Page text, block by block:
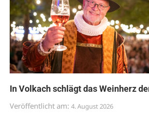
In Volkach schlägt das Weinherz
Veröffentlicht am: 4. August 2026